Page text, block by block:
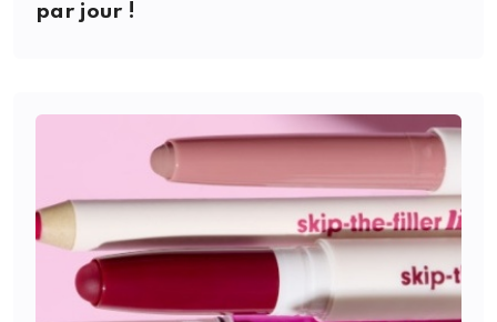
par jour !